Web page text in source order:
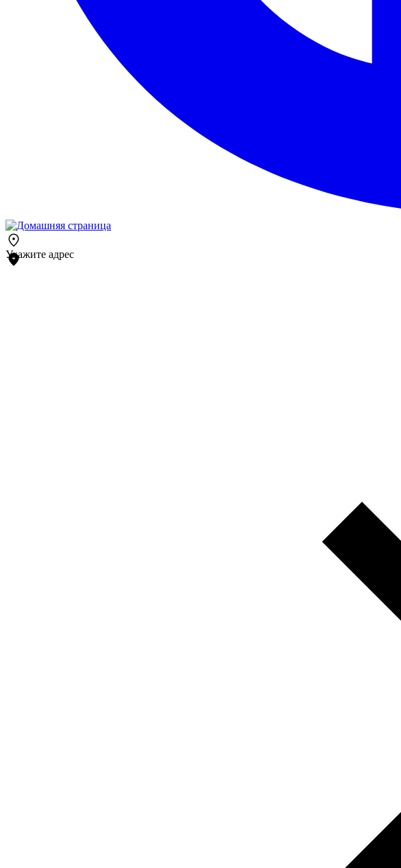
Укажите адрес